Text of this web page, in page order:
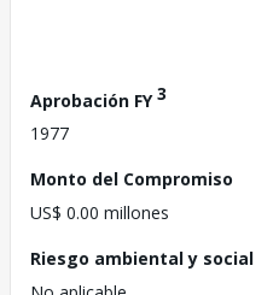
Aprobación FY3
1977
Monto del Compromiso
US$ 0.00 millones
Riesgo ambiental y social